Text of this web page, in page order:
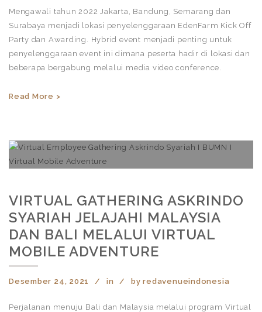
Mengawali tahun 2022 Jakarta, Bandung, Semarang dan
Surabaya menjadi lokasi penyelenggaraan EdenFarm Kick Off
Party dan Awarding. Hybrid event menjadi penting untuk
penyelenggaraan event ini dimana peserta hadir di lokasi dan
beberapa bergabung melalui media video conference.
Read More >
VIRTUAL GATHERING ASKRINDO
SYARIAH JELAJAHI MALAYSIA
DAN BALI MELALUI VIRTUAL
MOBILE ADVENTURE
Desember 24, 2021 in byredavenueindonesia
Perjalanan menuju Bali dan Malaysia melalui program Virtual